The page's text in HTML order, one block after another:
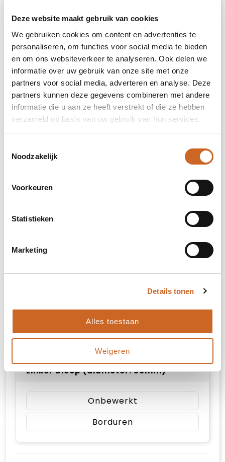
Deze website maakt gebruik van cookies
We gebruiken cookies om content en advertenties te
personaliseren, om functies voor social media te bieden
en om ons websiteverkeer te analyseren. Ook delen we
informatie over uw gebruik van onze site met onze
partners voor social media, adverteren en analyse. Deze
partners kunnen deze gegevens combineren met andere
informatie die u aan ze heeft verstrekt of die ze hebben
verzameld op basis van uw gebruik van hun services.
Noodzakelijk
Voorkeuren
Statistieken
Marketing
Details tonen
Alles toestaan
Weigeren
Borduren
Hoog op de achterzijde (diameter: 30mm)
Onbewerkt
Impact hoog op de achterzijde (99x99mm)
Onbewerkt
Linker bicep (diameter: 80mm)
Onbewerkt
Borduren